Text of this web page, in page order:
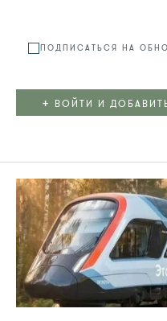
ПОДПИСАТЬСЯ НА
+ ВОЙТИ И